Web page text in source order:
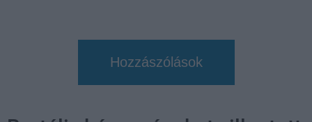
Hozzászólások